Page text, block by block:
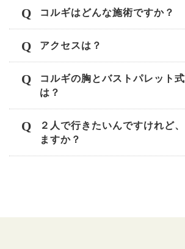
コルギはどんな施術ですか？
アクセスは？
コルギの胸とバストパレット
は？
２人で行きたいんですけれど
ますか？